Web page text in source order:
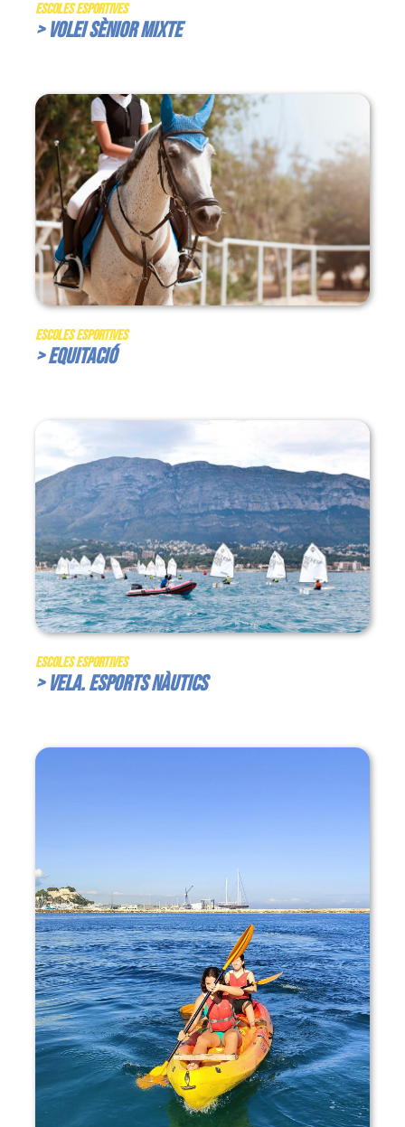
Escoles Esportives
> Volei Sènior Mixte
Escoles Esportives
> Equitació
Escoles Esportives
> Vela. Esports Nàutics